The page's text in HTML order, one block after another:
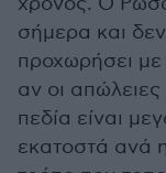
σήμερα και
προχωρήσει
αν οι
πεδία είναι
εκατοστά ανά